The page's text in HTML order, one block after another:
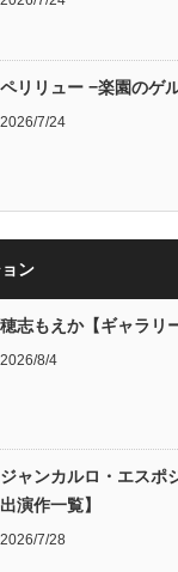
ペリリュー −楽園のゲ
2026/7/24
ン
穂志もえか【ギャラリ
2026/8/4
ジャンカルロ・エスポ
出演作一覧】
2026/7/28